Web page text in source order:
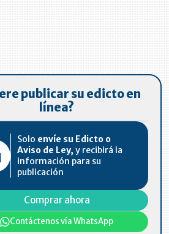
publicar su edicto en
línea?
Solo envíe su Edicto o
Aviso de Ley, y recibirá la
información para su
publicación
Comprar ahora
Contáctenos vía WhatsApp